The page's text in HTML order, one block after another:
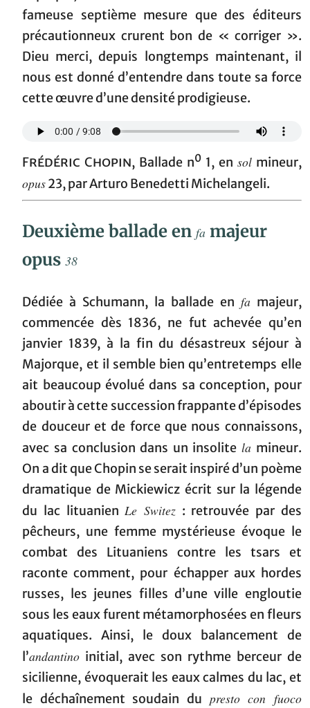
fameuse septième mesure que des éditeurs
précautionneux crurent bon de « corriger ».
Dieu merci, depuis longtemps maintenant, il
nous est donné d’entendre dans toute sa force
cette œuvre d’une densité prodigieuse.
Frédéric Chopin, Ballade n0 1, en solmineur,
opus23, par Arturo Benedetti Michelangeli.
Deuxième ballade enfa majeur
opus38
Dédiée à Schumann, la ballade en fa majeur,
commencée dès 1836, ne fut achevée qu’en
janvier 1839, à la fin du désastreux séjour à
Majorque, et il semble bien qu’entretemps elle
ait beaucoup évolué dans sa conception, pour
aboutir à cette succession frappante d’épisodes
de douceur et de force que nous connaissons,
avec sa conclusion dans un insolite la mineur.
On a dit que Chopin se serait inspiré d’un poème
dramatique de Mickiewicz écrit sur la légende
du lac lituanienLe Switez : retrouvée par des
pêcheurs, une femme mystérieuse évoque le
combat des Lituaniens contre les tsars et
raconte comment, pour échapper aux hordes
russes, les jeunes filles d’une ville engloutie
sous les eaux furent métamorphosées en fleurs
aquatiques. Ainsi, le doux balancement de
l’andantino initial, avec son rythme berceur de
sicilienne, évoquerait les eaux calmes du lac, et
le déchaînement soudain du presto con fuoco